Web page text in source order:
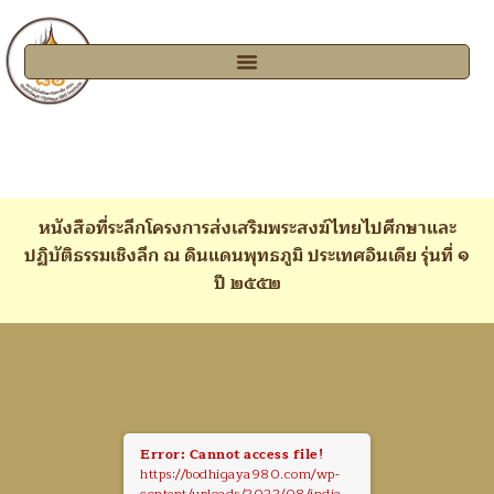
หนังสือที่ระลึกโครงการส่งเสริมพระสงฆ์ไทยไปศึกษาและ
ปฏิบัติธรรมเชิงลึก ณ ดินแดนพุทธภูมิ ประเทศอินเดีย รุ่นที่ ๑
ปี ๒๕๕๒
Error: Cannot access file!
https://bodhigaya980.com/wp-